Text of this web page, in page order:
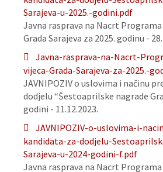
Sarajeva-u-2025.-godini.pdf
Javna rasprava na Nacrt
Grada Sarajeva za 2025. godinu -
Javna-rasprava-na-Nacrt-
vijeca-Grada-Sarajeva-za-2025.-
JAVNIPOZIV o uslovima i načinu
dodjelu “Šestoaprilske nagrade
godini - 11.12.2023.
JAVNIPOZIV-o-uslovima-i-
kandidata-za-dodjelu-
Sarajeva-u-2024-godini-f.pdf
Javna rasprava na Nacrt